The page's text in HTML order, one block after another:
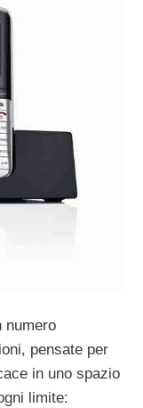
numero
pensate per
in uno spazio
limite: